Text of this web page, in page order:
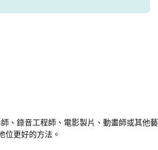
、錄音工程師、電影製片、動畫師或其他藝
位更好的方法。